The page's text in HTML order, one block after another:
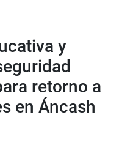
y
retorno a
en Áncash